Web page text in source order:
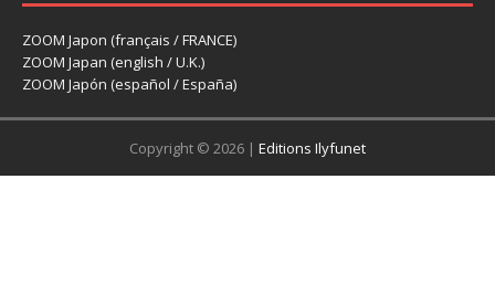
ZOOM Japon (français / FRANCE)
ZOOM Japan (english / U.K.)
ZOOM Japón (español / España)
Copyright © 2026 | Editions Ilyfunet